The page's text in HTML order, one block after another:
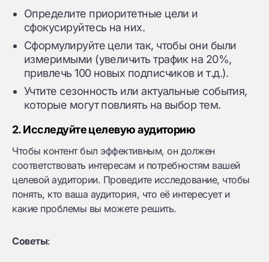
Определите приоритетные цели и
сфокусируйтесь на них.
Сформулируйте цели так, чтобы они были
измеримыми (увеличить трафик на 20%,
привлечь 100 новых подписчиков и т.д.).
Учтите сезонность или актуальные события,
которые могут повлиять на выбор тем.
2. Исследуйте целевую аудиторию
Чтобы контент был эффективным, он должен
соответствовать интересам и потребностям вашей
целевой аудитории. Проведите исследование, чтобы
понять, кто ваша аудитория, что её интересует и
какие проблемы вы можете решить.
Советы: